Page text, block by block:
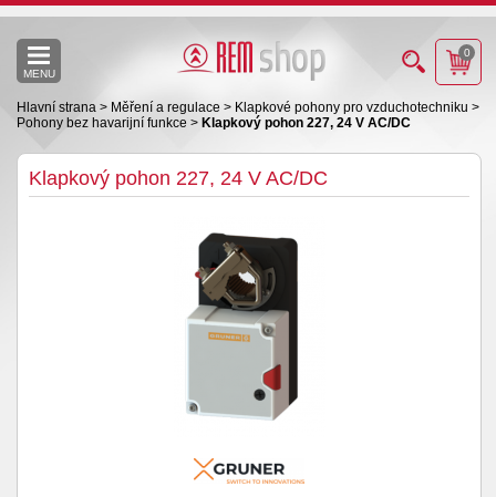
MENU
0
Hlavní strana > Měření a regulace > Klapkové pohony pro vzduchotechniku >
Pohony bez havarijní funkce > Klapkový pohon 227, 24 V AC/DC
Klapkový pohon 227, 24 V AC/DC